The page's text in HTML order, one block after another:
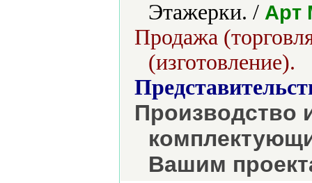
Этажерки. / Арт
Продажа
(изготовление).
Производство
Вашим